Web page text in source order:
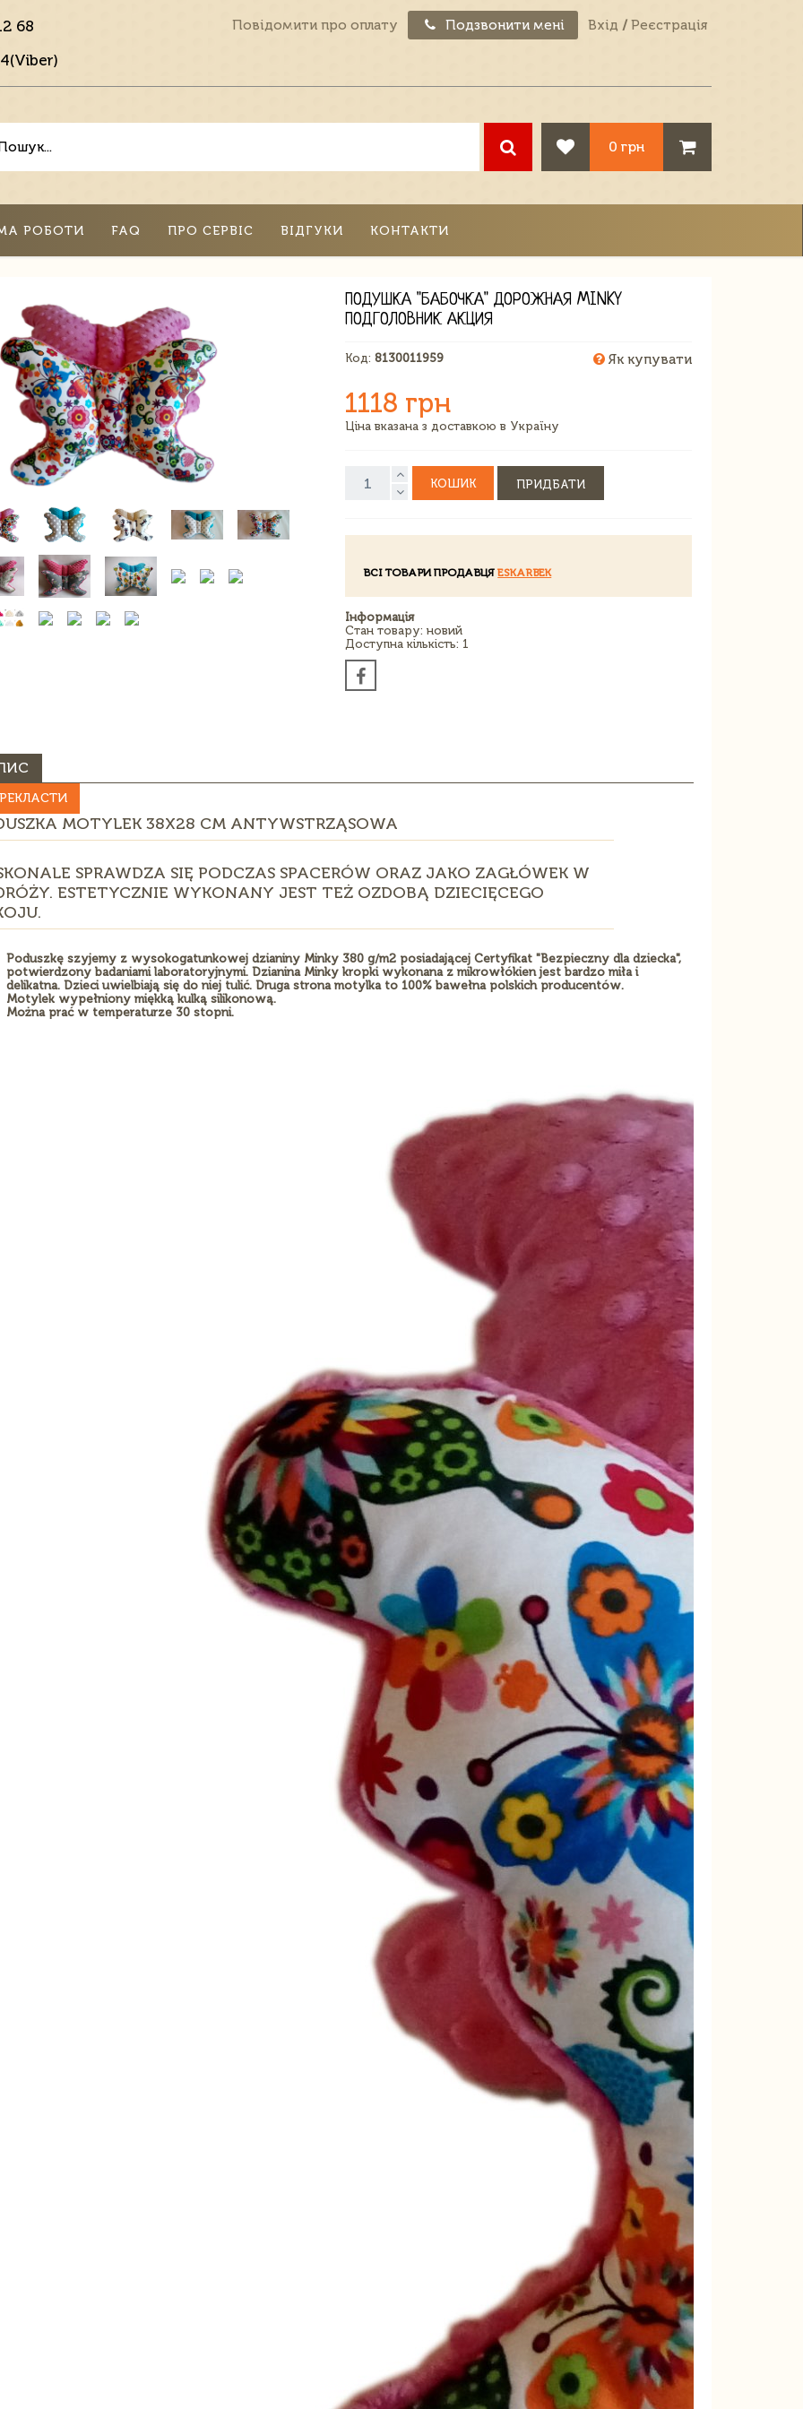
68
Повідомити про оплату Подзвонити мені Вхід / Реєстрація
0 грн
РОБОТИ FAQ ПРО СЕРВІС ВІДГУКИ КОНТАКТИ
ПОДУШКА "БАБОЧКА" ДОРОЖНАЯ MINKY
ПОДГОЛОВНИК АКЦИЯ
Код:8130011959 Як купувати
1118 грн
Ціна вказана з доставкою в Україну
КОШИК ПРИДБАТИ
ВСІ ТОВАРИ ПРОДАВЦЯESKARBEK
Інформація
Стан товару: новий
Доступна кількість: 1
MOTYLEK 38X28 CM ANTYWSTRZĄSOWA
SPRAWDZA SIĘ PODCZAS SPACERÓW ORAZ JAKO ZAGŁÓWEK W
ESTETYCZNIE WYKONANY JEST TEŻ OZDOBĄ DZIECIĘCEGO
Poduszkę szyjemy z wysokogatunkowej dzianiny Minky 380 g/m2 posiadającej Certyfikat "Bezpieczny dla dziecka",
potwierdzony badaniami laboratoryjnymi. Dzianina Minky kropki wykonana z mikrowłókien jest bardzo miła i
delikatna. Dzieci uwielbiają się do niej tulić. Druga strona motylka to 100% bawełna polskich producentów.
Motylek wypełniony miękką kulką silikonową.
Można prać w temperaturze 30 stopni.